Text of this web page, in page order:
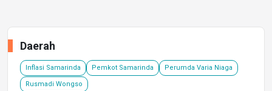
Daerah
Inflasi Samarinda Pemkot Samarinda Perumda Varia Niaga
Rusmadi Wongso